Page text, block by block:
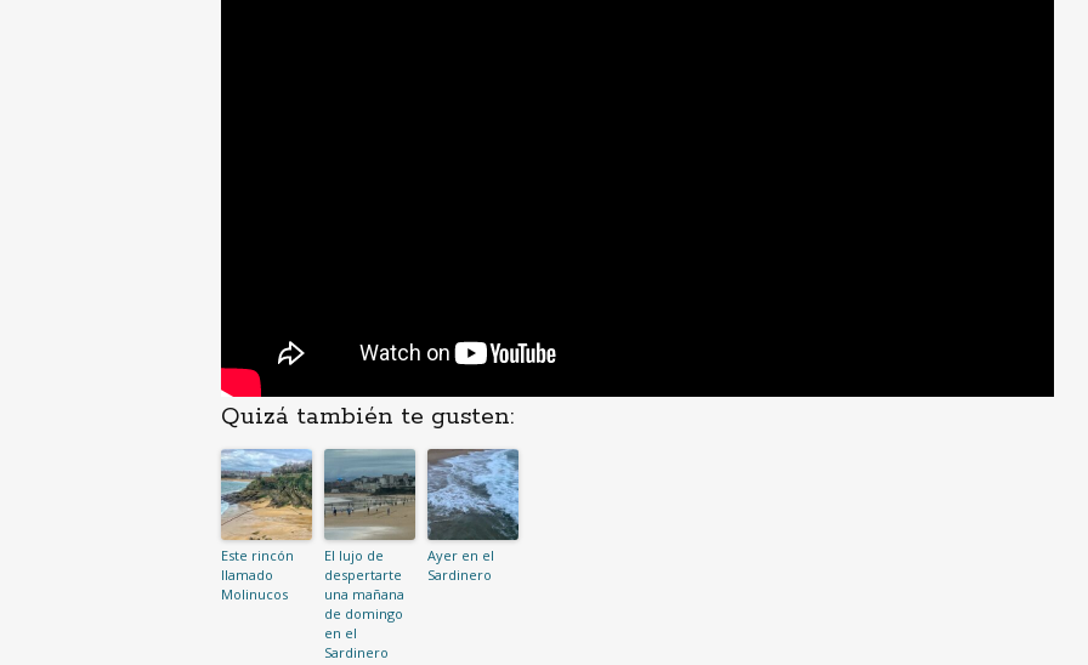
Quizá también te gusten:
Este rincón
llamado
Molinucos
El lujo de
despertarte
una mañana
de domingo
en el
Sardinero
Ayer en el
Sardinero